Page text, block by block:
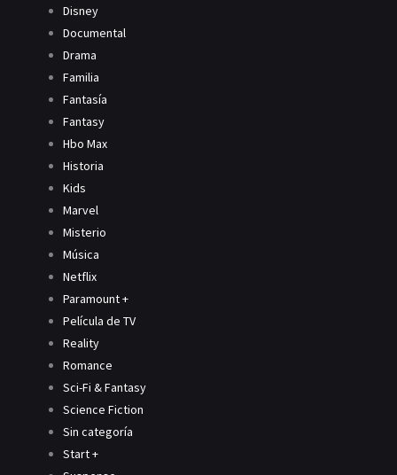
Disney
Documental
Drama
Familia
Fantasía
Fantasy
Hbo Max
Historia
Kids
Marvel
Misterio
Música
Netflix
Paramount +
Película de TV
Reality
Romance
Sci-Fi & Fantasy
Science Fiction
Sin categoría
Start +